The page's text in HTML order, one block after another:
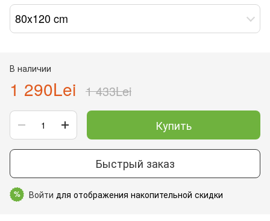
80x120 cm
В наличии
1 290Lei 1 433Lei
Купить
Быстрый заказ
% Войти для отображения накопительной скидки